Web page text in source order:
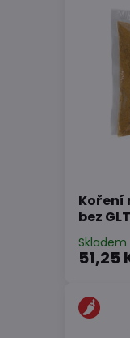
Koření
bez
Skladem
51,25